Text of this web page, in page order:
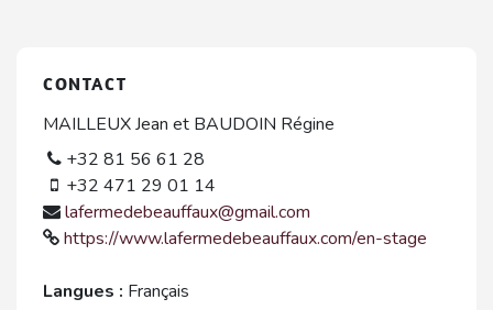
CONTACT
MAILLEUX Jean et BAUDOIN Régine
+32 81 56 61 28
+32 471 29 01 14
lafermedebeauffaux@gmail.com
https://www.lafermedebeauffaux.com/en-stage
Langues : Français